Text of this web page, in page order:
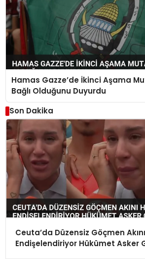
Hamas Gazze’de İkinci Aşama
Bağlı Olduğunu Duyurdu
Son Dakika
Ceuta’da Düzensiz Göçmen
Endişelendiriyor Hükümet Asker